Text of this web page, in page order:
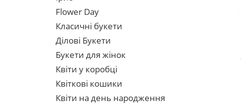
Flower Day
Класичні букети
Ділові Букети
Букети для жінок
Квіти у коробці
Квіткові кошики
Квіти на день народження